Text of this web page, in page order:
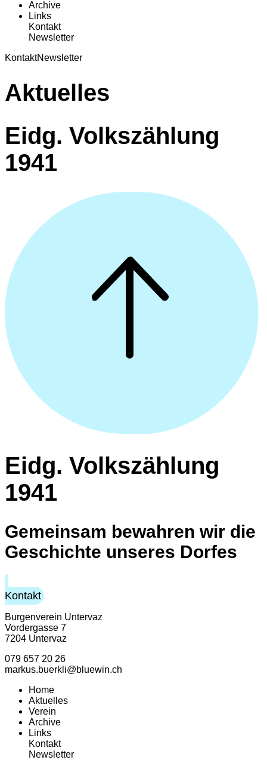
Archive
Links
Kontakt
Newsletter
KontaktNewsletter
Aktuelles
Eidg. Volkszählung
1941
Eidg. Volkszählung
1941
Gemeinsam bewahren wir die
Geschichte unseres Dorfes
Kontakt
Burgenverein Untervaz
Vordergasse 7
7204 Untervaz
079 657 20 26
markus.buerkli@bluewin.ch
Home
Aktuelles
Verein
Archive
Links
Kontakt
Newsletter